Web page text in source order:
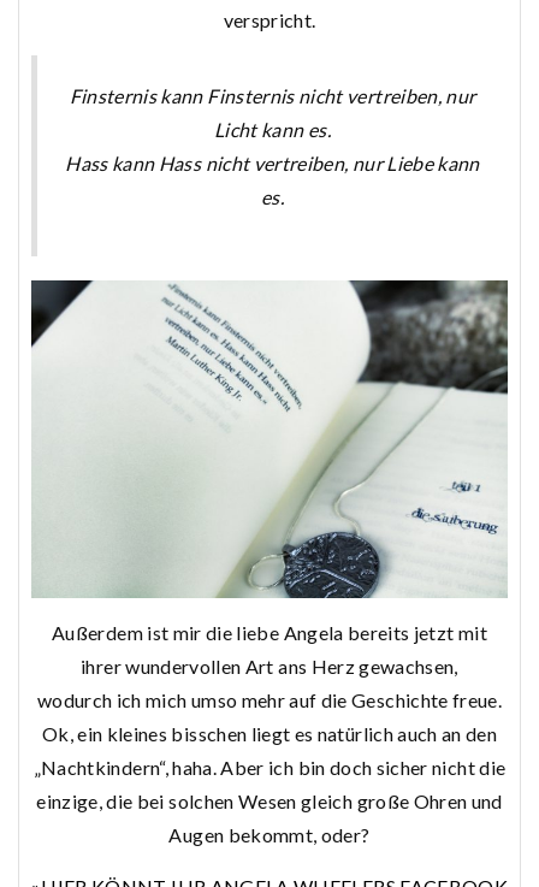
verspricht.
Finsternis kann Finsternis nicht vertreiben, nur
Licht kann es.
Hass kann Hass nicht vertreiben, nur Liebe kann
es.
Außerdem ist mir die liebe Angela bereits jetzt mit
ihrer wundervollen Art ans Herz gewachsen,
wodurch ich mich umso mehr auf die Geschichte freue.
Ok, ein kleines bisschen liegt es natürlich auch an den
„Nachtkindern“, haha. Aber ich bin doch sicher nicht die
einzige, die bei solchen Wesen gleich große Ohren und
Augen bekommt, oder?